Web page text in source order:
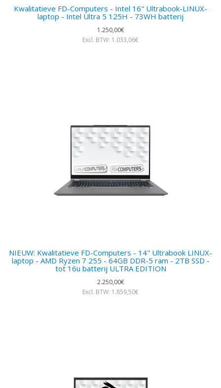
Kwalitatieve FD-Computers - Intel 16" Ultrabook-LINUX-
laptop - Intel Ultra 5 125H - 73WH batterij
1.250,00€
Excl. BTW: 1.033,06€
NIEUW: Kwalitatieve FD-Computers - 14" Ultrabook LINUX-
laptop - AMD Ryzen 7 255 - 64GB DDR-5 ram - 2TB SSD -
tot 16u batterij ULTRA EDITION
2.250,00€
Excl. BTW: 1.859,50€